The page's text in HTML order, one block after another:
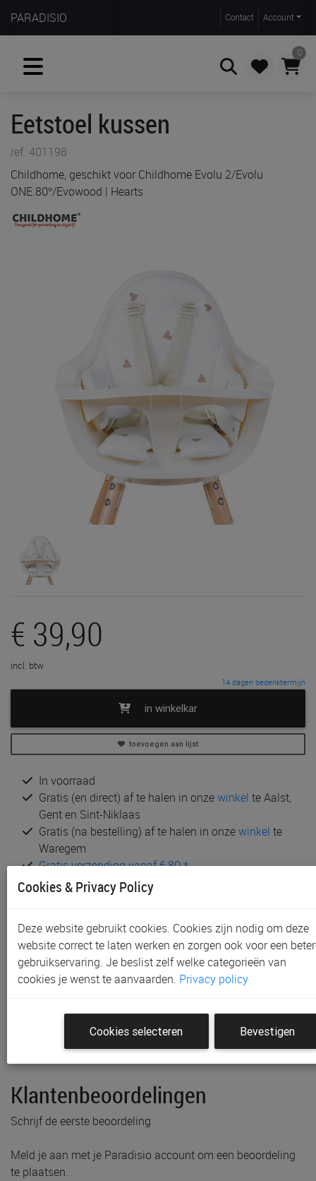
PARADISIO Contact Account
0
Eetstoel kussen
ref. 401198
Childhome, geschikt voor Childhome Evolu 2/Evolu
ONE.80°/Evowood | Hearts
€ 39,90
incl. btw
14 dagen bedenktermijn
in winkelkar
toevoegen aan lijst
In voorraad
Gratis (en direct) af te halen in onzewinkel te Aalst,
Gent en Sint-Niklaas
Gratis (na bestelling) af te halen in onzewinkel te
Waregem
Gratis verzending vanaf € 80 *
Productinformatie & specificaties
Voorraad bij Paradisio
Klantenbeoordelingen
Schrijf de eerste beoordeling
Meld je aan met je Paradisio account om een beoordeling
te plaatsen.
Cookies & Privacy Policy
Deze website gebruikt cookies. Cookies zijn nodig om deze
website correct te laten werken en zorgen ook voor een
gebruikservaring. Je beslist zelf welke categorieën van
cookies je wenst te aanvaarden. Privacy policy
Cookies selecteren Bevestigen